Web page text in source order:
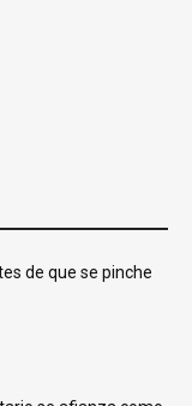
de que se pinche